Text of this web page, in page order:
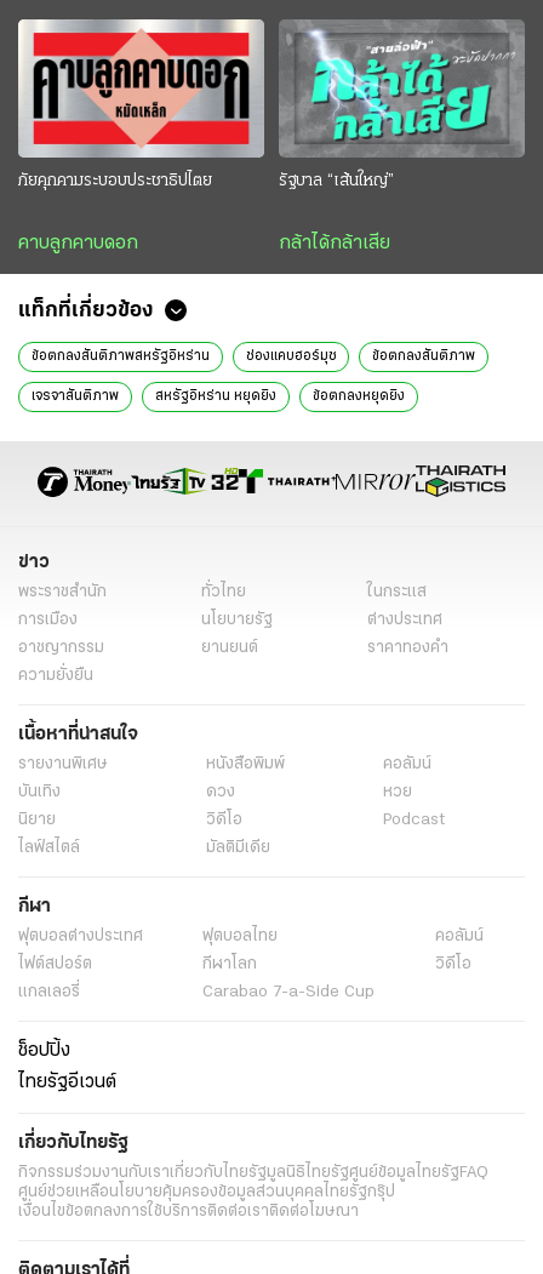
ภัยคุกคามระบอบประชาธิปไตย
คาบลูกคาบดอก
รัฐบาล “เส้นใหญ่”
กล้าได้กล้าเสีย
แท็กที่เกี่ยวข้อง
ข้อตกลงสันติภาพสหรัฐอิหร่าน ช่องแคบฮอร์มุซ ข้อตกลงสันติภาพ
เจรจาสันติภาพ สหรัฐอิหร่าน หยุดยิง ข้อตกลงหยุดยิง
สงครามตะวันออกกลาง สถานการณ์ราคาน้ำมันโลกวันนี้
อิสราเอล-อิหร่าน
สงครามโลกครั้งที่ 3 สหรัฐ-อิสราเอล-อิหร่าน เบนจามิน เนทันยาฮู
หมายเหตุประเทศไทย ข่าววันนี้
ไทยรัฐฉบับพิมพ์
ข่าว
พระราชสำนัก ทั่วไทย
ในกระแส
การเมือง
นโยบายรัฐ
ต่างประเทศ
อาชญากรรม
ยานยนต์
ราคาทองคำ
ความยั่งยืน
เนื้อหาที่น่าสนใจ
รายงานพิเศษ หนังสือพิมพ์
คอลัมน์
บันเทิง
ดวง
หวย
นิยาย
วิดีโอ
Podcast
ไลฟ์สไตล์
มัลติมีเดีย
กีฬา
ฟุตบอลต่่างประเทศ ฟุตบอลไทย
คอลัมน์
ไฟต์สปอร์ต
กีฬาโลก
วิดีโอ
แกลเลอรี่
Carabao 7-a-Side Cup
ช็อปปิ้ง
ไทยรัฐอีเวนต์
เกี่ยวกับไทยรัฐ
กิจกรรมร่วมงานกับเราเกี่ยวกับไทยรัฐมูลนิธิไทยรัฐศูนย์ข้อมูลไทยรัฐFAQ
ศูนย์ช่วยเหลือนโยบายคุ้มครองข้อมูลส่วนบุคคลไทยรัฐกรุ๊ป
เงื่อนไขข้อตกลงการใช้บริการติดต่อเราติดต่อโฆษณา